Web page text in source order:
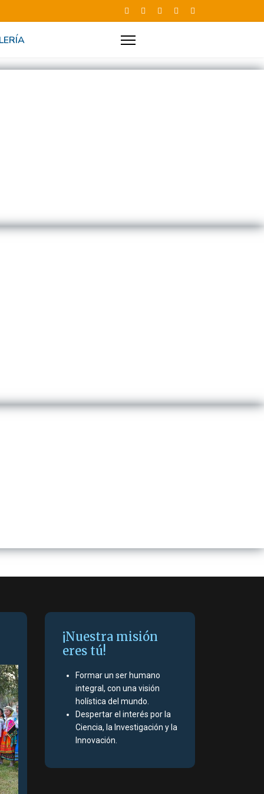
¡Nuestra misión
eres tú!
Formar un ser humano
integral, con una visión
holística del mundo.
Despertar el interés por la
Ciencia, la Investigación y la
Innovación.